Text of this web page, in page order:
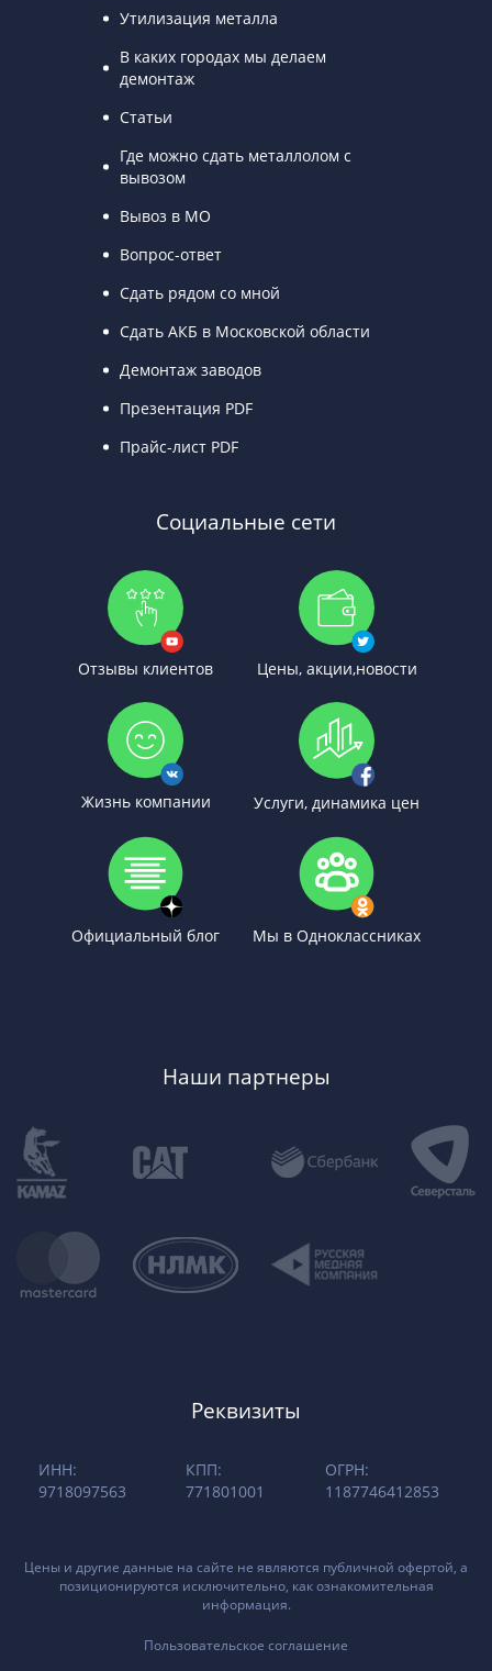
Утилизация металла
В каких городах мы делаем
демонтаж
Статьи
Где можно сдать металлолом с
вывозом
Вывоз в МО
Вопрос-ответ
Сдать рядом со мной
Сдать АКБ в Московской области
Демонтаж заводов
Презентация PDF
Прайс-лист PDF
Социальные сети
Отзывы клиентов Цены, акции,новости
Жизнь компании Услуги, динамика цен
Официальный блог Мы в Одноклассниках
Наши партнеры
Реквизиты
ИНН:
9718097563
КПП:
771801001
ОГРН:
1187746412853
Цены и другие данные на сайте не являются публичной офертой, а
позиционируются исключительно, как ознакомительная
информация.
Пользовательское соглашение